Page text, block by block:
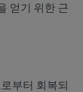
얻기 위한 근
부터 회복되